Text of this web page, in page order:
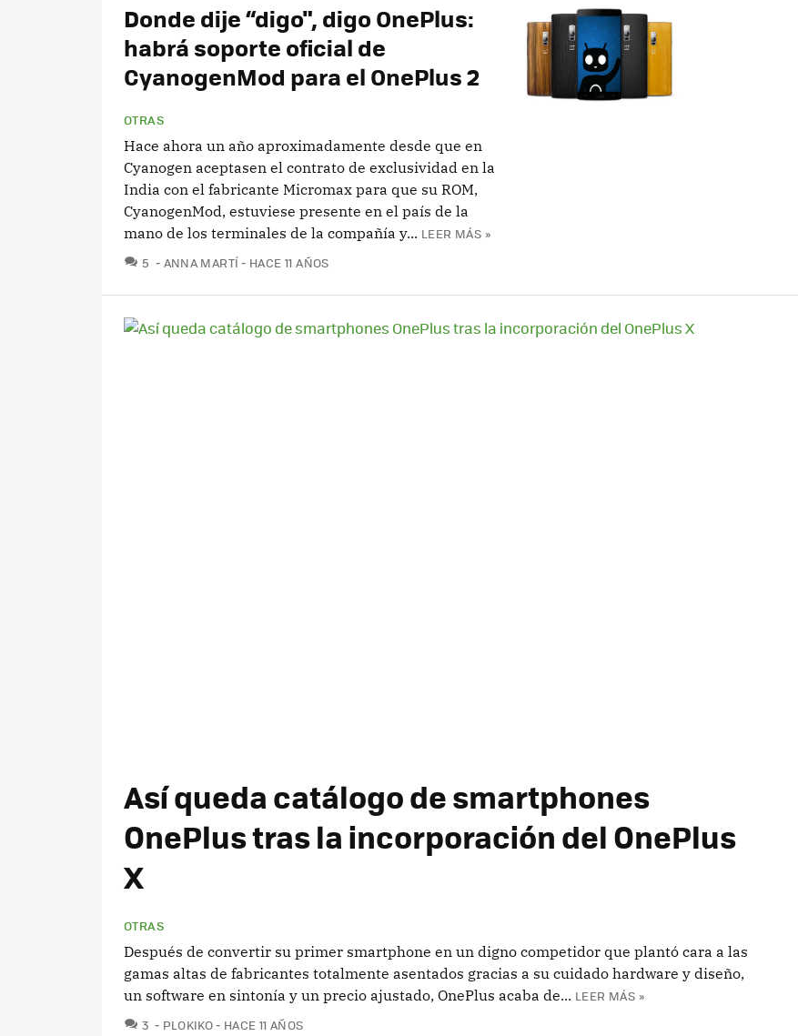
Donde dije “digo", digo OnePlus:
habrá soporte oficial de
CyanogenMod para el OnePlus 2
OTRAS
Hace ahora un año aproximadamente desde que en
Cyanogen aceptasen el contrato de exclusividad en la
India con el fabricante Micromax para que su ROM,
CyanogenMod, estuviese presente en el país de la
mano de los terminales de la compañía y... LEER MÁS »
5 COMENTARIOS
ANNA MARTÍ HACE 11 AÑOS
Así queda catálogo de smartphones
OnePlus tras la incorporación del OnePlus
X
OTRAS
Después de convertir su primer smartphone en un digno competidor que plantó cara a las
gamas altas de fabricantes totalmente asentados gracias a su cuidado hardware y diseño,
un software en sintonía y un precio ajustado, OnePlus acaba de... LEER MÁS »
3 COMENTARIOS
PLOKIKO HACE 11 AÑOS